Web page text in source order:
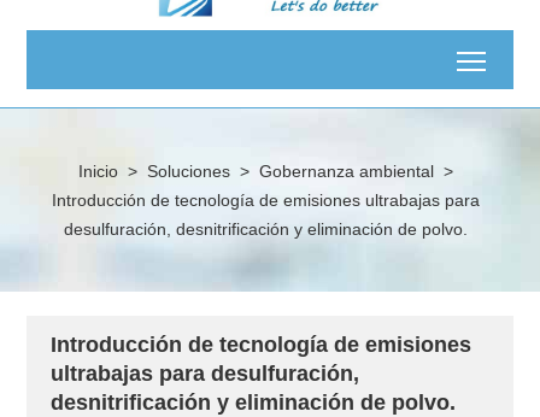
Inicio > Soluciones > Gobernanza ambiental >
Introducción de tecnología de emisiones ultrabajas para
desulfuración, desnitrificación y eliminación de polvo.
Introducción de tecnología de emisiones
ultrabajas para desulfuración,
desnitrificación y eliminación de polvo.